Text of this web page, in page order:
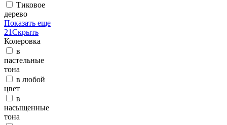
Тиковое
дерево
Показать еще
21Скрыть
Колеровка
в
пастельные
тона
в любой
цвет
в
насыщенные
тона